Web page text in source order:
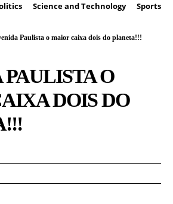
Science and Technology Sports
Paulista o maior caixa dois do planeta!!!
O
DOIS DO